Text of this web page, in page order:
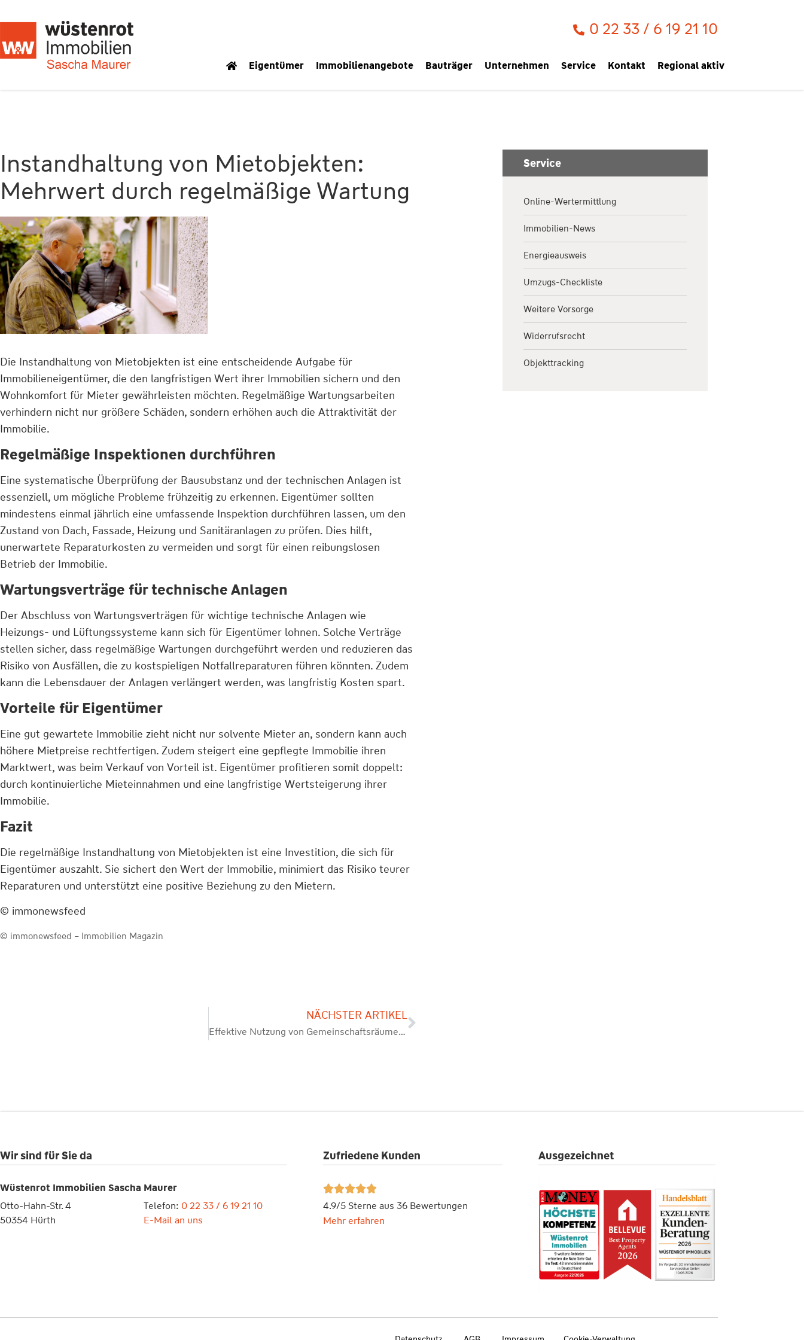
Wir sind für Sie da
Wüstenrot Immobilien Sascha Maurer
Otto-Hahn-Str. 4
50354 Hürth
Telefon: 0 22 33 / 6 19 21 10
E-Mail an uns
Zufriedene Kunden

4.9/5 Sterne aus 36 Bewertungen
Mehr erfahren
Ausgezeichnet
0 22 33 / 6 19 21 10
Eigentümer Immobilienangebote Bauträger Unternehmen Service Kontakt Regional aktiv
Instandhaltung von Mietobjekten:
Mehrwert durch regelmäßige Wartung
Die Instandhaltung von Mietobjekten ist eine entscheidende Aufgabe für
Immobilieneigentümer, die den langfristigen Wert ihrer Immobilien sichern und den
Wohnkomfort für Mieter gewährleisten möchten. Regelmäßige Wartungsarbeiten
verhindern nicht nur größere Schäden, sondern erhöhen auch die Attraktivität der
Immobilie.
Regelmäßige Inspektionen durchführen
Eine systematische Überprüfung der Bausubstanz und der technischen Anlagen ist
essenziell, um mögliche Probleme frühzeitig zu erkennen. Eigentümer sollten
mindestens einmal jährlich eine umfassende Inspektion durchführen lassen, um den
Zustand von Dach, Fassade, Heizung und Sanitäranlagen zu prüfen. Dies hilft,
unerwartete Reparaturkosten zu vermeiden und sorgt für einen reibungslosen
Betrieb der Immobilie.
Wartungsverträge für technische Anlagen
Der Abschluss von Wartungsverträgen für wichtige technische Anlagen wie
Heizungs- und Lüftungssysteme kann sich für Eigentümer lohnen. Solche Verträge
stellen sicher, dass regelmäßige Wartungen durchgeführt werden und reduzieren das
Risiko von Ausfällen, die zu kostspieligen Notfallreparaturen führen könnten. Zudem
kann die Lebensdauer der Anlagen verlängert werden, was langfristig Kosten spart.
Vorteile für Eigentümer
Eine gut gewartete Immobilie zieht nicht nur solvente Mieter an, sondern kann auch
höhere Mietpreise rechtfertigen. Zudem steigert eine gepflegte Immobilie ihren
Marktwert, was beim Verkauf von Vorteil ist. Eigentümer profitieren somit doppelt:
durch kontinuierliche Mieteinnahmen und eine langfristige Wertsteigerung ihrer
Immobilie.
Fazit
Die regelmäßige Instandhaltung von Mietobjekten ist eine Investition, die sich für
Eigentümer auszahlt. Sie sichert den Wert der Immobilie, minimiert das Risiko teurer
Reparaturen und unterstützt eine positive Beziehung zu den Mietern.
© immonewsfeed
© immonewsfeed – Immobilien Magazin
NÄCHSTER ARTIKEL
Effektive Nutzung von Gemeinschaftsräumen: Mehrwert für Immobilieneigentümer
Service
Online-Wertermittlung
Immobilien-News
Energieausweis
Umzugs-Checkliste
Weitere Vorsorge
Widerrufsrecht
Objekttracking